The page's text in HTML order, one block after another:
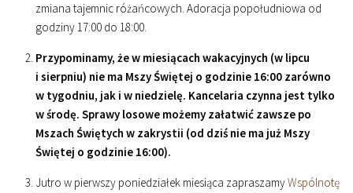
zmiana tajemnic różańcowych. Adoracja popołudniowa od
godziny17:00 do 18:00.
Przypominamy, że w miesiącach wakacyjnych (w lipcu
i sierpniu) nie ma Mszy Świętej o godzinie 16:00 zarówno
w tygodniu, jak i w niedzielę. Kancelaria czynna jest tylko
w środę. Sprawy losowe możemy załatwić zawsze po
Mszach Świętych w zakrystii (od dziś nie ma już Mszy
Świętej o godzinie 16:00).
Jutro w pierwszy poniedziałek miesiąca zapraszamyWspólnotę